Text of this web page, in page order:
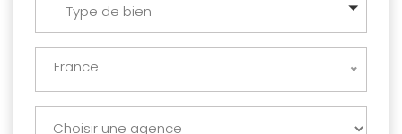
Type de bien
France